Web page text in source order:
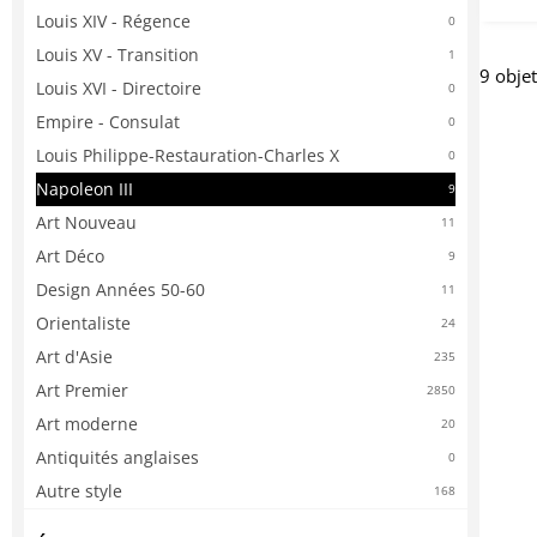
Louis XIV - Régence 0
Louis XV - Transition 1
Louis XVI - Directoire 0
Empire - Consulat 0
Louis Philippe-Restauration-Charles X 0
Napoleon III 9
Art Nouveau 11
Art Déco 9
Design Années 50-60 11
Orientaliste 24
Art d'Asie 235
Art Premier 2850
Art moderne 20
Antiquités anglaises 0
Autre style 168
9